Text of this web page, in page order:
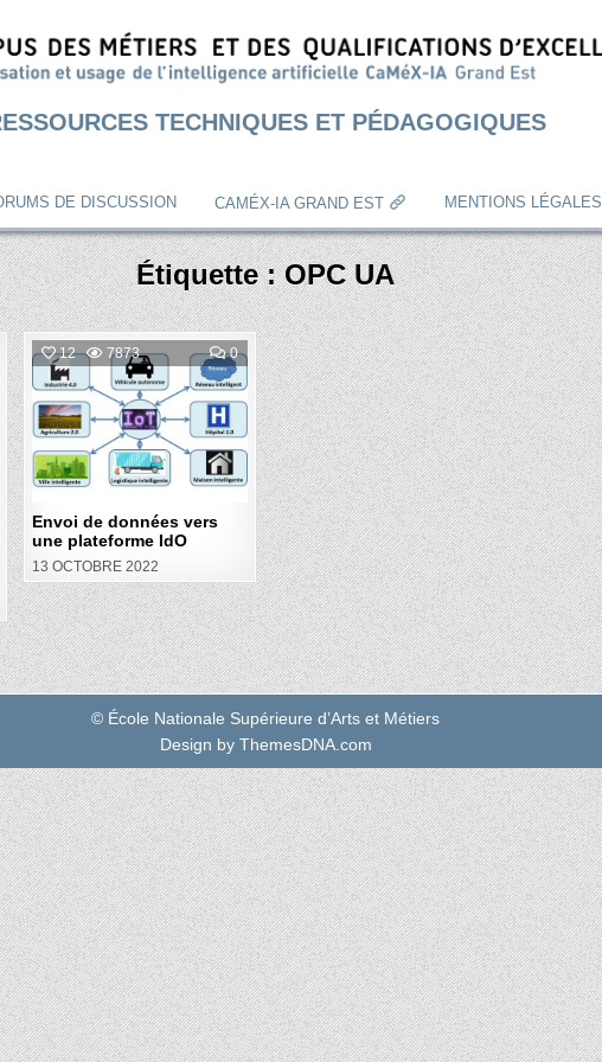
TECHNIQUES ET PÉDAGOGIQUES
DE DISCUSSION CAMÉX-IA GRAND EST MENTIONS LÉGALES
Étiquette :OPC UA
12 7873 0COMMENT
ON
ENVOI
DE
DONNÉES
VERS
UNE
PLATEFORME
IDO
Posted
in
Envoi de données vers
une plateforme IdO
13 OCTOBRE 2022
© École Nationale Supérieure d’Arts et Métiers
Design by ThemesDNA.com